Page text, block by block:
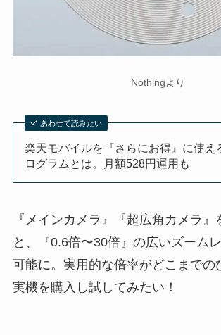
Nothingより
あわせて読みたい
楽天モバイルを『さらにお得』に使え
ログラムとは。月額528円運用も
『メインカメラ』『超広角カメラ』
と、『0.6倍〜30倍』の広いズーム
可能に。実用的な倍率がどこまでの
実機を購入し試してみたい！